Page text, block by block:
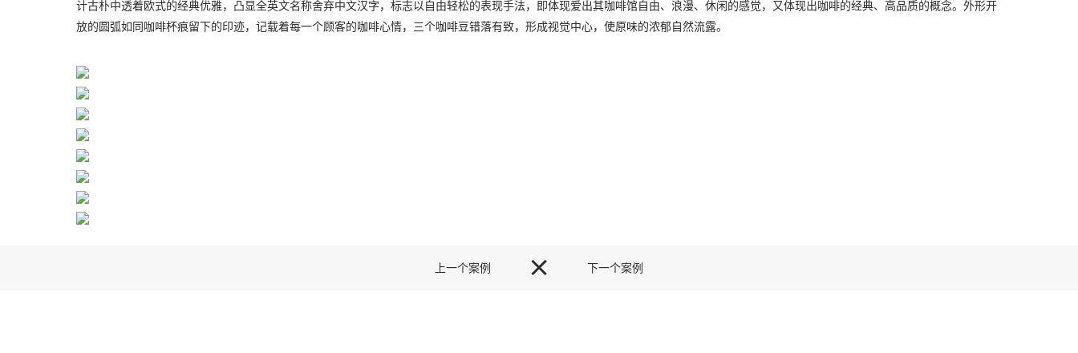
计古朴中透着欧式的经典优雅，凸显全英文名称舍弃中文汉字，标志以自由轻松的表现手法，即体现爱出其咖啡馆自由、浪漫、休闲的感觉，又体现出咖啡的经典、高品质的概念。外形开
放的圆弧如同咖啡杯痕留下的印迹，记载着每一个顾客的咖啡心情，三个咖啡豆错落有致，形成视觉中心，使原味的浓郁自然流露。
上一个案例 下一个案例
